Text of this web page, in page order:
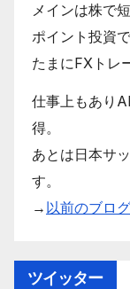
メインは株で
ポイント投資
たまにFXトレ
仕事上もあり
得。
あとは日本サ
す。
→ 以前のブログ
ツイッター